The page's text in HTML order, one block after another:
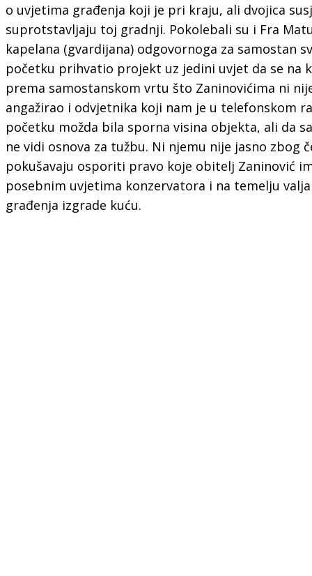
o uvjetima građenja koji je pri kraju, ali dvojica
suprotstavljaju toj gradnji. Pokolebali su i Fra
kapelana (gvardijana) odgovornoga za samostan
početku prihvatio projekt uz jedini uvjet da se na
prema samostanskom vrtu što Zaninovićima ni
angažirao i odvjetnika koji nam je u telefonskom
početku možda bila sporna visina objekta, ali da
ne vidi osnova za tužbu. Ni njemu nije jasno zbog
pokušavaju osporiti pravo koje obitelj Zaninović
posebnim uvjetima konzervatora i na temelju
građenja izgrade kuću.